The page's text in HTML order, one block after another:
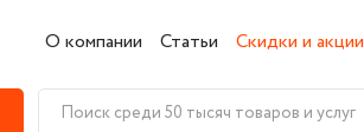
О компании Статьи Скидки и акции